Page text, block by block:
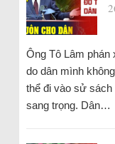
Ông Tô Lâm phán
do dân mình
thể đi vào sử sách
sang trọng. Dân…